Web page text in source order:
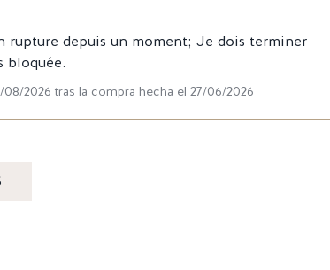
rupture depuis un moment; Je dois terminer
bloquée.
2026 tras la compra hecha el 27/06/2026